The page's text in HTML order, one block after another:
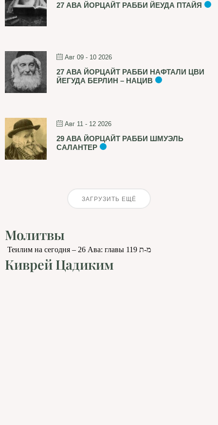
27 АВА ЙОРЦАЙТ РАББИ ЙЕУДА ПТАЙЯ
Авг 09 - 10 2026
27 АВА ЙОРЦАЙТ РАББИ НАФТАЛИ ЦВИ
ЙЕГУДА БЕРЛИН – НАЦИВ
Авг 11 - 12 2026
29 АВА ЙОРЦАЙТ РАББИ ШМУЭЛЬ
САЛАНТЕР
ЗАГРУЗИТЬ ЕЩЁ
Молитвы
Теилим на сегодня – 26 Ава: главы 119 מ-ת
Киврей Цадиким